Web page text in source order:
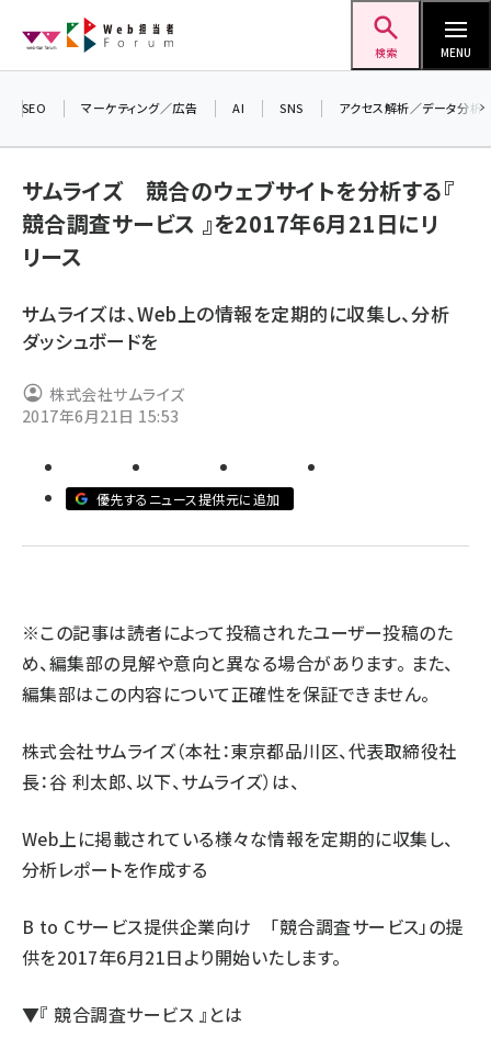
ン
検索 MENU
youtube (2444)
セミナー (2315)
meo (1281)
SEO マーケティング／広告 AI SNS アクセス解析／データ分析
サムライズ 競合のウェブサイトを分析する『
競合調査サービス 』を2017年6月21日にリ
リース
サムライズは、Web上の情報を定期的に収集し、分析
ダッシュボードを
株式会社サムライズ
2017年6月21日 15:53
優先するニュース提供元に追加
※この記事は読者によって投稿されたユーザー投稿のた
め、編集部の見解や意向と異なる場合があります。 また、
編集部はこの内容について正確性を保証できません。
株式会社サムライズ（本社：東京都品川区、代表取締役社
長：谷 利太郎、以下、サムライズ）は、
Web上に掲載されている様々な情報を定期的に収集し、
分析レポートを作成する
B to Cサービス提供企業向け 「競合調査サービス」の提
供を2017年6月21日より開始いたします。
▼『 競合調査サービス 』とは